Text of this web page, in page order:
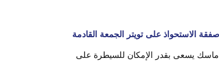
الاستحواذ على تويتر الجمعة القادمة
ماسك يسعى بقدر الإمكان للسيطرة على